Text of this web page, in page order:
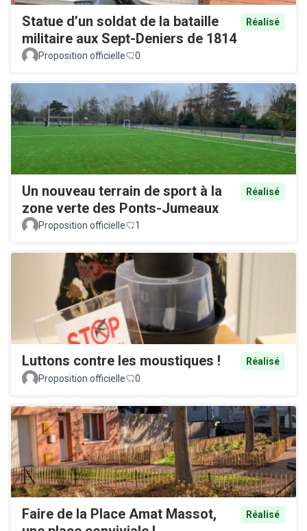
Statue d’un soldat de la bataille
militaire aux Sept-Deniers de 1814
Réalisé
Proposition officielle 0
Un nouveau terrain de sport à la
zone verte des Ponts-Jumeaux
Réalisé
Proposition officielle 1
Luttons contre les moustiques !
Réalisé
Proposition officielle
0
Faire de la Place Amat Massot,
Réalisé